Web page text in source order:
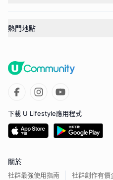
熱門地點
下載 U Lifestyle應用程式
關於
社群最強使用指南
社群創作有價